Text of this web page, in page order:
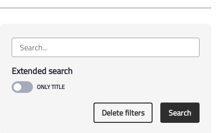
Extended search
Delete filters Search